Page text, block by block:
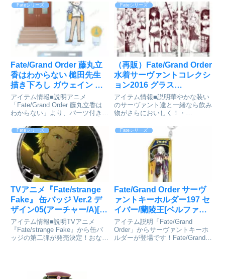
によって観測されていた未来領域
の消失が、終末を証明。２００４
年にその原因が存在すると仮定し
たカルデアは擬似霊子転移により
原因の...
ターによって多少異なります。魔
法使いの夜_ぴくりる! アクリル
スタンド 久遠寺有珠 私服B
Ver.colleiz...
Fateシリーズ
Fate/Grand Order 藤丸立
香はわからない 槌田先生
描き下ろし ガウェイン 梅
雨の合間に パーツ付きBIG
アクリルスタンド[アルマ
ビアンカ]が予約受付中
アイテム情報■説明アニメ
「Fate/Grand Order 藤丸立香は
わからない」より、パーツ付き
す。槌田先生 描き下ろしイラス
トのガウェインとクラスアイコン
のモチーフを、パーツ付きのBIG
なアクリルスタンドに...
Fateシリーズ
（再販）Fate/Grand Order
水着サーヴァントコレクシ
ョン2016 グラス
Ver.Girls[コスパ]が予約受
付開始
アイテム情報■説明華やかな装い
のサーヴァント達と一緒なら飲み
物がさらにおいしく！・
ト、FGO 2016 Summer カルデア
サマーメモリー ～癒やしのホワ
イトビーチ～にスポットを当てた
グラス。華...
Fateシリーズ
TVアニメ『Fate/strange
Fake』 缶バッジ Ver.2 デ
ザイン05(アーチャー/A)[ラ
イセンスエージェント]が
予約受付中
アイテム情報■説明TVアニメ
『Fate/strange Fake』から缶バ
ッジの第二弾が発売決定！おなじ
Fate/strange Fake_缶バッジ ...
Fateシリーズ
Fate/Grand Order サーヴ
ァントキーホルダー197 セ
イバー/蘭陵王[ベルファイ
ン]が予約受付開始
アイテム説明「Fate/Grand
Order」からサーヴァントキーホ
ルダーが登場です！Fate/Grand